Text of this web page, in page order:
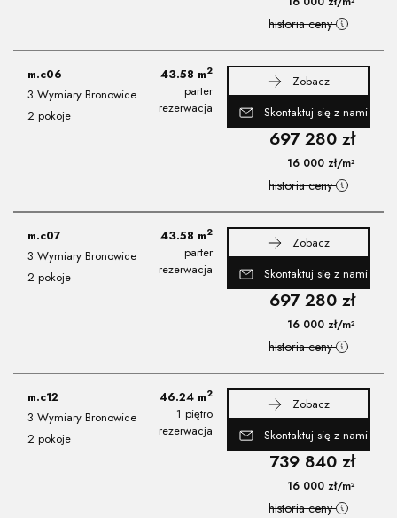
historia ceny
m.c06
3 Wymiary Bronowice
2 pokoje
43.58 m2
parter
rezerwacja
Zobacz
Skontaktuj się z nami
697 280 zł
16 000 zł/m²
historia ceny
m.c07
3 Wymiary Bronowice
2 pokoje
43.58 m2
parter
rezerwacja
Zobacz
Skontaktuj się z nami
697 280 zł
16 000 zł/m²
historia ceny
m.c12
3 Wymiary Bronowice
2 pokoje
46.24 m2
1 piętro
rezerwacja
Zobacz
Skontaktuj się z nami
739 840 zł
16 000 zł/m²
historia ceny